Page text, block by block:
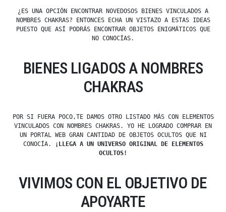
¿ES UNA OPCIÓN ENCONTRAR NOVEDOSOS BIENES VINCULADOS A
NOMBRES CHAKRAS? ENTONCES ECHA UN VISTAZO A ESTAS IDEAS
PUESTO QUE ASÍ PODRÁS ENCONTRAR OBJETOS ENIGMÁTICOS QUE
NO CONOCÍAS.
BIENES LIGADOS A NOMBRES
CHAKRAS
POR SI FUERA POCO,TE DAMOS OTRO LISTADO MÁS CON ELEMENTOS
VINCULADOS CON NOMBRES CHAKRAS. YO HE LOGRADO COMPRAR EN
UN PORTAL WEB GRAN CANTIDAD DE OBJETOS OCULTOS QUE NI
CONOCÍA.
¡LLEGA A UN UNIVERSO ORIGINAL DE ELEMENTOS
OCULTOS!
VIVIMOS CON EL OBJETIVO DE
APOYARTE